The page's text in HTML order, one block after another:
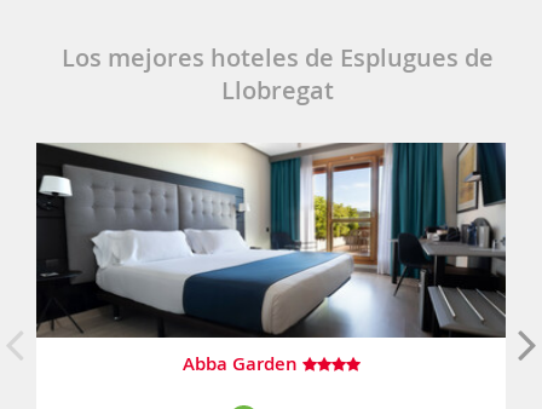
Los mejores hoteles de Esplugues de
Llobregat
Abba Garden